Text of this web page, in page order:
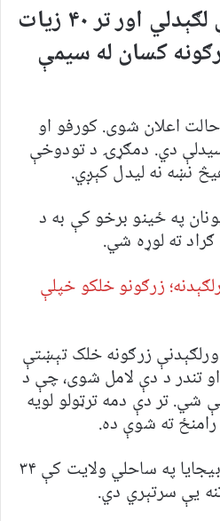
په دغو ځنګلونو کې لګېدلي اور تر ۴۰ زیات
کسان له سیمې
اعلان شوی. کورفو او
دي. دمګړۍ د تودوخې
نښه نه لیدل کېږي.
په ځینو برخو کې به د
زرګونو خلکو خپلې
زرګونه خلک تېښتې
تندر د دې لامل شوی، چې د
شي. تر دې دمه ترټولو لویه
رامنځ ته شوې ده.
د الجزایر په ختیځ کې د بیجایا په ساحلي ولایت کې ۳۴